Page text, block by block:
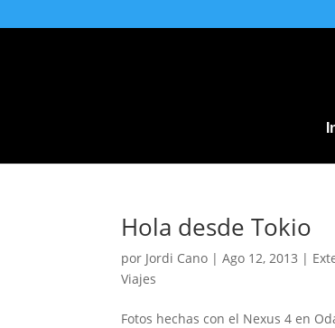
Hola desde Tokio
por Jordi Cano |Ago 12, 2013 |
Viajes
Fotos hechas con el Nexus 4 en